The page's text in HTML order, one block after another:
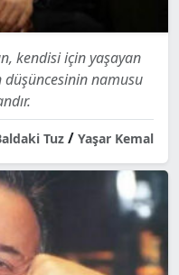
kendisi için yaşayan
namusu
Tuz / Yaşar Kemal